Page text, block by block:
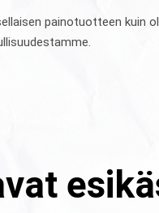
painotuotteen kuin